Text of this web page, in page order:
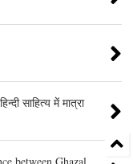
साहित्य में मात्रा